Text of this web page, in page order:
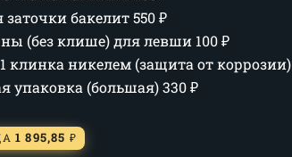
заточки бакелит550₽
(без клише) для левши 100₽
клинка никелем (защита от коррозии)
упаковка (большая)330₽
1 895,85 ₽